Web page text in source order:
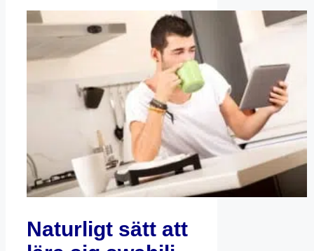
Naturligt sätt att